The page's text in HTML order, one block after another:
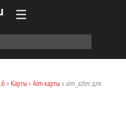
» Карты» Aim карты» aim_aztec для